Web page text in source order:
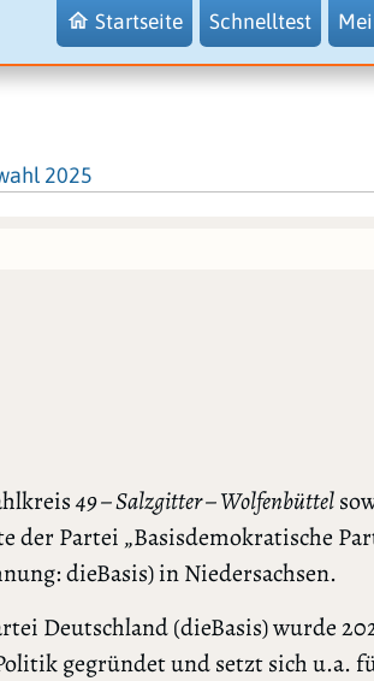
Startseite Schnelltest
2025
49 – Salzgitter – Wolfenbüttel
der Partei „Basisdemokratische
dieBasis) in Niedersachsen.
Deutschland (dieBasis) wurde
gegründet und setzt sich u.a.